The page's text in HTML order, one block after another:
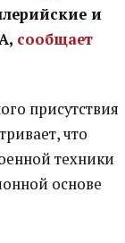
и
сообщает
присутствия
что
техники
основе